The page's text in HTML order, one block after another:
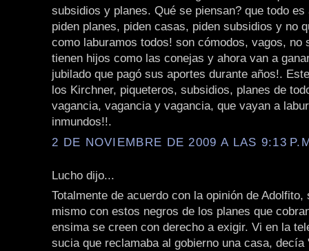
subsidios y planes. Qué se piensan? que todo
piden planes, piden casas, piden subsidios y no
como laburamos todos! son cómodos, vagos, no
tienen hijos como las conejas y ahora van a
jubilado que pagó sus aportes durante años!.
los Kirchner, piqueteros, subsidios, planes de
vagancia, vagancia y vagancia, que vayan a
inmundos!!.
2 DE NOVIEMBRE DE 2009 A LAS 9:13
Lucho dijo...
Totalmente de acuerdo con la opinión de Adolfito,
mismo con estos negros de los planes que
ensima se creen con derecho a exigir. Vi en la
sucia que reclamaba al gobierno una casa, decía